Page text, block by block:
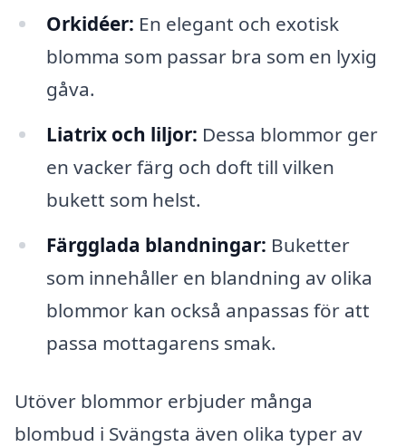
Orkidéer: En elegant och exotisk
blomma som passar bra som en lyxig
gåva.
Liatrix och liljor: Dessa blommor ger
en vacker färg och doft till vilken
bukett som helst.
Färgglada blandningar: Buketter
som innehåller en blandning av olika
blommor kan också anpassas för att
passa mottagarens smak.
Utöver blommor erbjuder många
blombud i Svängsta även olika typer av